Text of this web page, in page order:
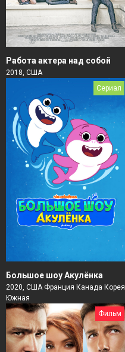
Работа актера над собой
2018, США
Сериал
Большое шоу Акулёнка
2020, США Франция Канада Корея
Южная
Фильм